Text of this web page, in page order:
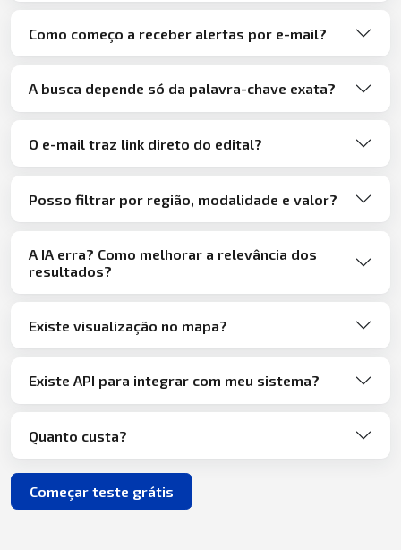
Como começo a receber alertas por e-mail?
A busca depende só da palavra-chave exata?
O e-mail traz link direto do edital?
Posso filtrar por região, modalidade e valor?
A IA erra? Como melhorar a relevância dos
resultados?
Existe visualização no mapa?
Existe API para integrar com meu sistema?
Quanto custa?
Começar teste grátis